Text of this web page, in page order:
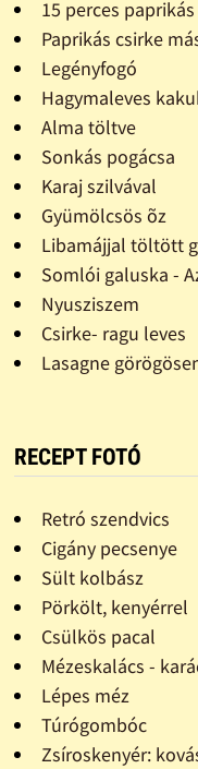
15 perces
Paprikás csirke
Legényfogó
Hagymaleves
Alma töltve
Sonkás pogácsa
Karaj szilvával
Gyümölcsös õz
Libamájjal töltött
Somlói galuska -
Nyusziszem
Csirke- ragu leves
Lasagne
RECEPT FOTÓ
Retró szendvics
Cigány pecsenye
Sült kolbász
Pörkölt, kenyérrel
Csülkös pacal
Mézeskalács -
Lépes méz
Túrógombóc
Zsíroskenyér: